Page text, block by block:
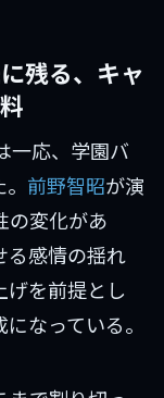
残る、キャ
一応、学園バ
前野智昭が演
の変化があ
る感情の揺れ
げを前提とし
なっている。